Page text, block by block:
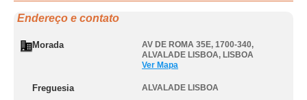
Endereço e contato
Morada AV DE ROMA 35E, 1700-340,
ALVALADE LISBOA, LISBOA
Ver Mapa
Freguesia ALVALADE LISBOA